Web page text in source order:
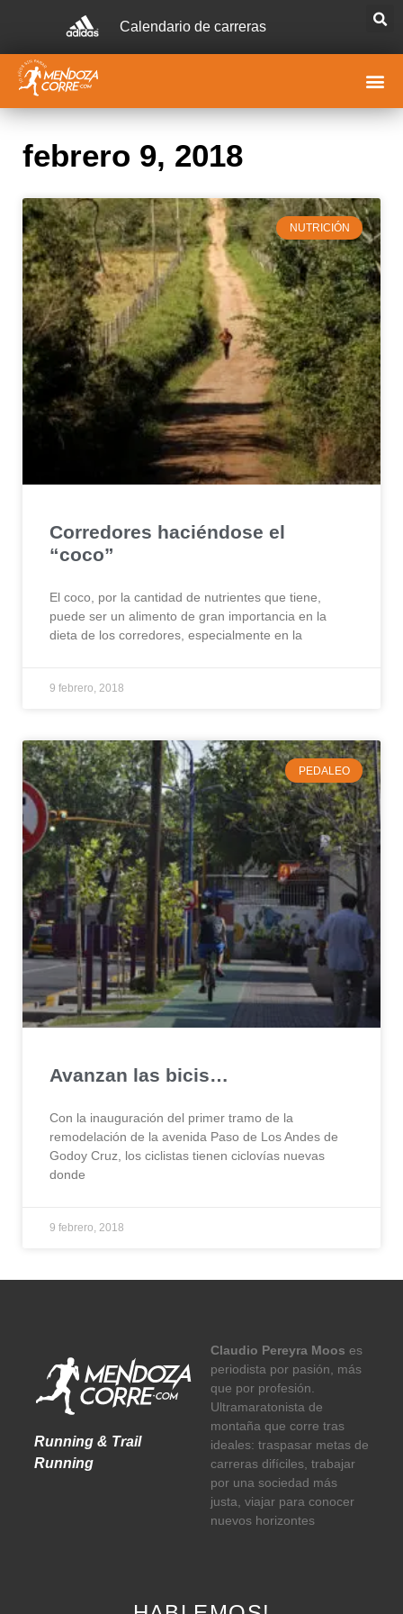
Calendario de carreras
febrero 9, 2018
NUTRICIÓN
Corredores haciéndose el
“coco”
El coco, por la cantidad de nutrientes que tiene,
puede ser un alimento de gran importancia en la
dieta de los corredores, especialmente en la
9 febrero, 2018
PEDALEO
Avanzan las bicis…
Con la inauguración del primer tramo de la
remodelación de la avenida Paso de Los Andes de
Godoy Cruz, los ciclistas tienen ciclovías nuevas
donde
9 febrero, 2018
Running & Trail
Running
Claudio Pereyra Moos es
periodista por pasión, más
que por profesión.
Ultramaratonista de
montaña que corre tras
ideales: traspasar metas de
carreras difíciles, trabajar
por una sociedad más
justa, viajar para conocer
nuevos horizontes